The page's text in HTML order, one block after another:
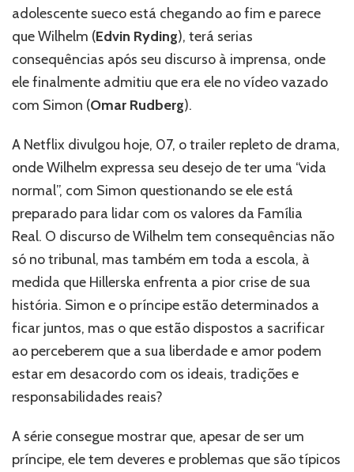
divulga
trailer
da
temporada
final
de
adolescente sueco está chegando ao fim e parece
que Wilhelm (Edvin Ryding), terá serias
consequências após seu discurso à imprensa, onde
ele finalmente admitiu que era ele no vídeo vazado
com Simon (Omar Rudberg).
A Netflix divulgou hoje, 07, o trailer repleto de drama,
onde Wilhelm expressa seu desejo de ter uma “vida
normal”, com Simon questionando se ele está
preparado para lidar com os valores da Família
Real. O discurso de Wilhelm tem consequências não
só no tribunal, mas também em toda a escola, à
medida que Hillerska enfrenta a pior crise de sua
história. Simon e o príncipe estão determinados a
ficar juntos, mas o que estão dispostos a sacrificar
ao perceberem que a sua liberdade e amor podem
estar em desacordo com os ideais, tradições e
responsabilidades reais?
A série consegue mostrar que, apesar de ser um
príncipe, ele tem deveres e problemas que são típicos